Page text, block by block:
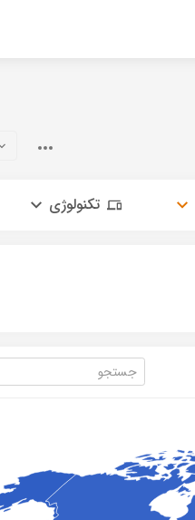
تکنولوژی